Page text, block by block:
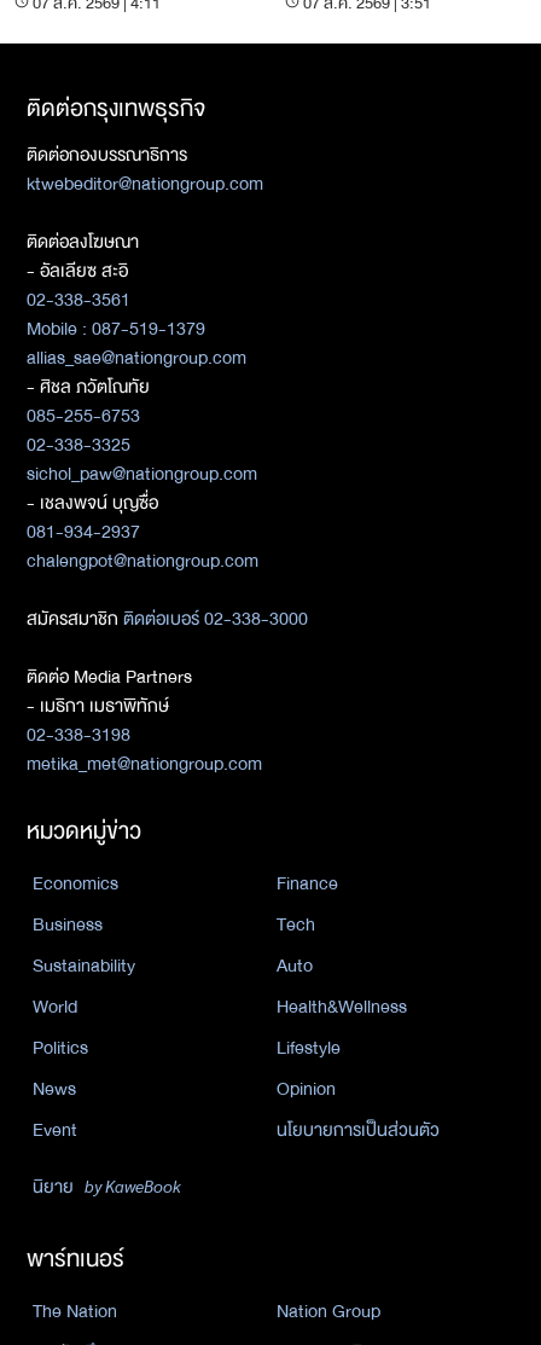
ติดต่อกรุงเทพธุรกิจ
ติดต่อกองบรรณาธิการ
ktwebeditor@nationgroup.com
ติดต่อลงโฆษณา
- อัลเลียซ สะอิ
02-338-3561
Mobile : 087-519-1379
allias_sae@nationgroup.com
- ศิชล ภวัตโณทัย
085-255-6753
02-338-3325
sichol_paw@nationgroup.com
- เชลงพจน์ บุญซื่อ
081-934-2937
chalengpot@nationgroup.com
สมัครสมาชิกติดต่อเบอร์ 02-338-3000
ติดต่อ Media Partners
- เมธิกา เมธาพิทักษ์
02-338-3198
metika_met@nationgroup.com
หมวดหมู่ข่าว
Economics
Finance
Business
Tech
Sustainability
Auto
World
Health&Wellness
Politics
Lifestyle
News
Opinion
Event
นโยบายการเป็นส่วนตัว
นิยาย by KaweBook
พาร์ทเนอร์
The Nation
Nation Group